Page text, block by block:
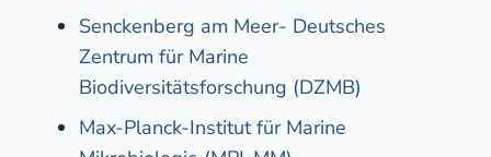
Senckenberg am Meer- Deutsches
Zentrum für Marine
Biodiversitätsforschung (DZMB)
Max-Planck-Institut für Marine